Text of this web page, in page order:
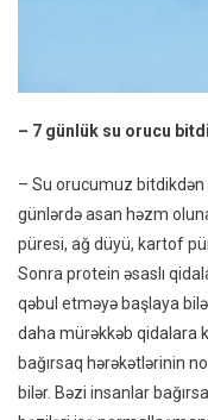
– 7 günlük su orucu
– Su orucumuz bitdikdən
günlərdə asan həzm
püresi, ağ düyü, kartof
Sonra protein əsaslı
qəbul etməyə başlaya
daha mürəkkəb qidalara
bağırsaq hərəkətlərinin
bilər. Bəzi insanlar